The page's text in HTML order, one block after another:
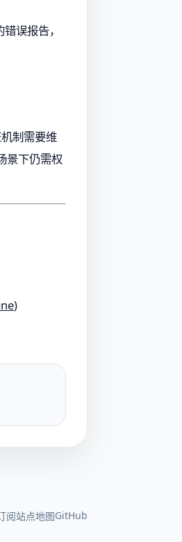
误报告，
制需要维
景下仍需权
)
阅站点地图GitHub